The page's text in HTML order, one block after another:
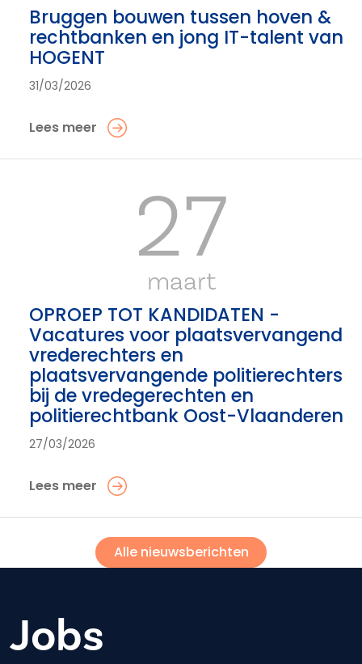
Bruggen bouwen tussen hoven &
rechtbanken en jong IT-talent van
HOGENT
31/03/2026
Lees meer
27
maart
OPROEP TOT KANDIDATEN -
Vacatures voor plaatsvervangend
vrederechters en
plaatsvervangende politierechters
bij de vredegerechten en
politierechtbank Oost-Vlaanderen
27/03/2026
Lees meer
Alle nieuwsberichten
Jobs